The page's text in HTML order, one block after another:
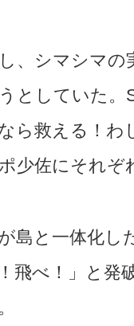
、シマシマの
としていた。
ら救える！わ
少佐にそれぞ
島と一体化し
飛べ！」と発